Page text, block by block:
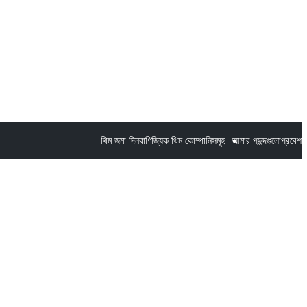
থিম জমা দিনবাণিজ্যিক থিম কোম্পানিসমূহ আমার পছন্দগুলোপ্রবেশ